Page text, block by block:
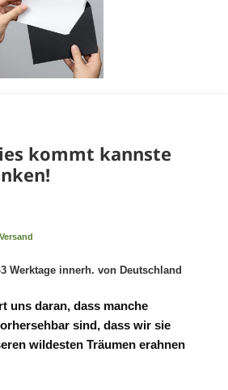
kommt kannste
Versand
Werktage innerh. von Deutschland
uns daran, dass manche
sind, dass wir sie
wildesten Träumen erahnen